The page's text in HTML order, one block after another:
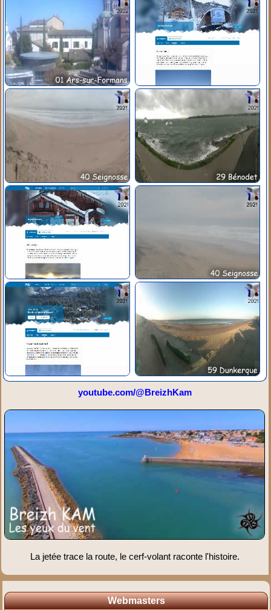
youtube.com/@BreizhKam
La jetée trace la route, le cerf-volant raconte l'histoire.
Webmasters